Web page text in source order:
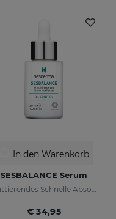
In den Warenkorb
SESBALANCE Serum
Mattierendes Schnelle Absorption
€ 34,95